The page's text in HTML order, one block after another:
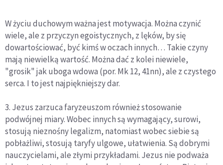
W życiu duchowym ważna jest motywacja. Można czynić
wiele, ale z przyczyn egoistycznych, z lęków, by się
dowartościować, być kimś w oczach innych… Takie czyny
mają niewielką wartość. Można dać z kolei niewiele,
"grosik" jak uboga wdowa (por. Mk 12, 41nn), ale z czystego
serca. I to jest najpiękniejszy dar.
3. Jezus zarzuca faryzeuszom również stosowanie
podwójnej miary. Wobec innych są wymagający, surowi,
stosują nieznośny legalizm, natomiast wobec siebie są
pobłażliwi, stosują taryfy ulgowe, ułatwienia. Są dobrymi
nauczycielami, ale złymi przykładami. Jezus nie podważa